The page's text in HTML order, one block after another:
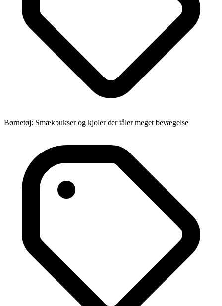
Børnetøj: Smækbukser og kjoler der tåler meget bevægelse